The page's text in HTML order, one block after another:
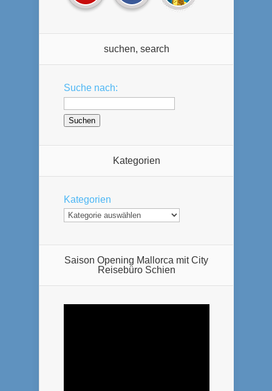
suchen, search
Suche nach:
Kategorien
Kategorien
Saison Opening Mallorca mit City
Reisebüro Schien